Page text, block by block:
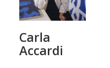
Carla
Accardi